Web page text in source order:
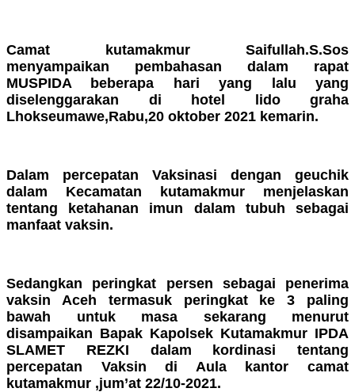
Camat kutamakmur Saifullah.S.Sos
menyampaikan pembahasan dalam rapat
MUSPIDA beberapa hari yang lalu yang
diselenggarakan di hotel lido graha
Lhokseumawe,Rabu,20 oktober 2021 kemarin.
Dalam percepatan Vaksinasi dengan geuchik
dalam Kecamatan kutamakmur menjelaskan
tentang ketahanan imun dalam tubuh sebagai
manfaat vaksin.
Sedangkan peringkat persen sebagai penerima
vaksin Aceh termasuk peringkat ke 3 paling
bawah untuk masa sekarang menurut
disampaikan Bapak Kapolsek Kutamakmur IPDA
SLAMET REZKI dalam kordinasi tentang
percepatan Vaksin di Aula kantor camat
kutamakmur ,jum’at 22/10-2021.